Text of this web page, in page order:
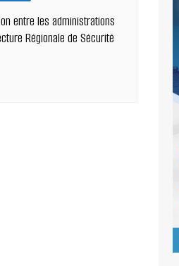
entre les administrations
Régionale de Sécurité